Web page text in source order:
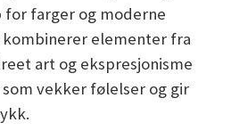
for farger og moderne
elementer fra
art og ekspresjonisme
vekker følelser og gir